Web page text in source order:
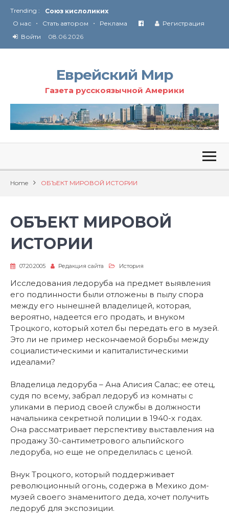
Trending :
Соглашение США с Ираном
Технология Революции в Иране
О нас • Стать автором • Реклама
Регистрация
Войти
08.06.2026
Еврейский Мир
Газета русскоязычной Америки
Home ОБЪЕКТ МИРОВОЙ ИСТОРИИ
ОБЪЕКТ МИРОВОЙ
ИСТОРИИ
07.20.2005 Редакция сайта История
Исследования ледоруба на предмет выявления
его подлинности были отложены в пылу спора
между его нынешней владелицей, которая,
вероятно, надеется его продать, и внуком
Троцкого, который хотел бы передать его в музей.
Это ли не пример нескончаемой борьбы между
социалистическими и капиталистическими
идеалами?
Владелица ледоруба – Ана Алисия Салас; ее отец,
судя по всему, забрал ледоруб из комнаты с
уликами в период своей службы в должности
начальника секретной полиции в 1940-х годах.
Она рассматривает перспективу выставления на
продажу 30-сантиметрового альпийского
ледоруба, но еще не определилась с ценой.
Внук Троцкого, который поддерживает
революционный огонь, содержа в Мехико дом-
музей своего знаменитого деда, хочет получить
ледоруб для экспозиции.